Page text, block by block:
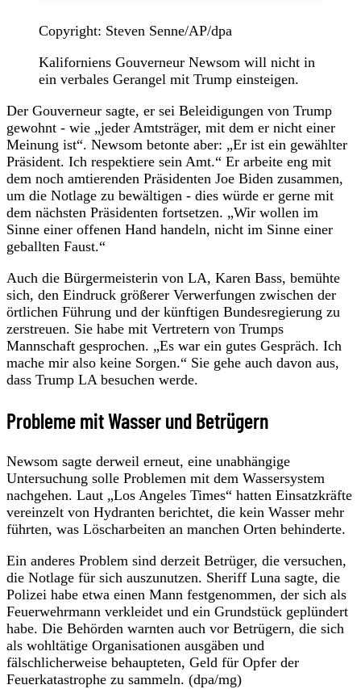
Copyright: Steven Senne/AP/dpa
Kaliforniens Gouverneur Newsom will nicht in
ein verbales Gerangel mit Trump einsteigen.
Der Gouverneur sagte, er sei Beleidigungen von Trump
gewohnt - wie „jeder Amtsträger, mit dem er nicht einer
Meinung ist“. Newsom betonte aber: „Er ist ein gewählter
Präsident. Ich respektiere sein Amt.“ Er arbeite eng mit
dem noch amtierenden Präsidenten Joe Biden zusammen,
um die Notlage zu bewältigen - dies würde er gerne mit
dem nächsten Präsidenten fortsetzen. „Wir wollen im
Sinne einer offenen Hand handeln, nicht im Sinne einer
geballten Faust.“
Auch die Bürgermeisterin von LA, Karen Bass, bemühte
sich, den Eindruck größerer Verwerfungen zwischen der
örtlichen Führung und der künftigen Bundesregierung zu
zerstreuen. Sie habe mit Vertretern von Trumps
Mannschaft gesprochen. „Es war ein gutes Gespräch. Ich
mache mir also keine Sorgen.“ Sie gehe auch davon aus,
dass Trump LA besuchen werde.
Probleme mit Wasser und Betrügern
Newsom sagte derweil erneut, eine unabhängige
Untersuchung solle Problemen mit dem Wassersystem
nachgehen. Laut „Los Angeles Times“ hatten Einsatzkräfte
vereinzelt von Hydranten berichtet, die kein Wasser mehr
führten, was Löscharbeiten an manchen Orten behinderte.
Ein anderes Problem sind derzeit Betrüger, die versuchen,
die Notlage für sich auszunutzen. Sheriff Luna sagte, die
Polizei habe etwa einen Mann festgenommen, der sich als
Feuerwehrmann verkleidet und ein Grundstück geplündert
habe. Die Behörden warnten auch vor Betrügern, die sich
als wohltätige Organisationen ausgäben und
fälschlicherweise behaupteten, Geld für Opfer der
Feuerkatastrophe zu sammeln. (dpa/mg)